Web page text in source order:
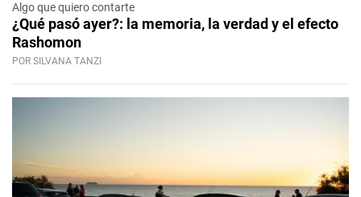
Algo que quiero contarte
¿Qué pasó ayer?: la memoria, la verdad y el efecto
Rashomon
POR SILVANA TANZI